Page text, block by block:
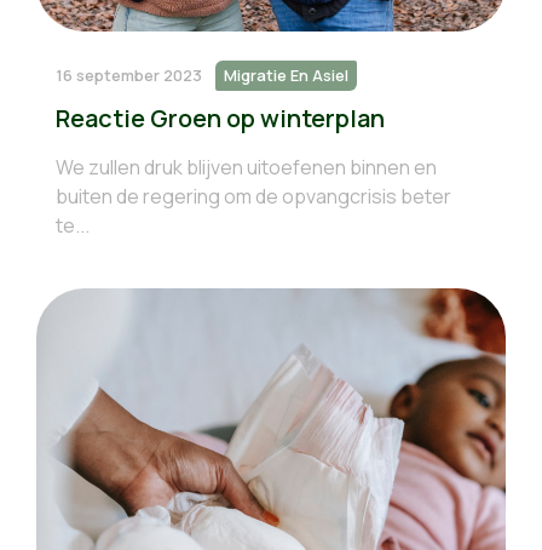
16 september 2023 Migratie En Asiel
Reactie Groen op winterplan
We zullen druk blijven uitoefenen binnen en
buiten de regering om de opvangcrisis beter
te...